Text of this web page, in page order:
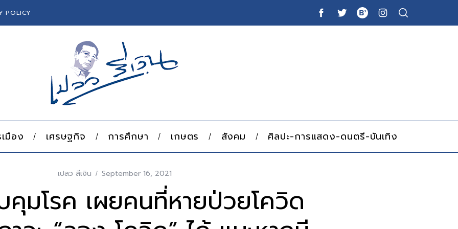
POLICY
มือง เศรษฐกิจ การศึกษา เกษตร สังคม ศิลปะ-การแสดง-ดนตรี-บันเทิง
เปลว สีเงิน September 16, 2021
มโรค เผยคนที่หายป่วยโควิด